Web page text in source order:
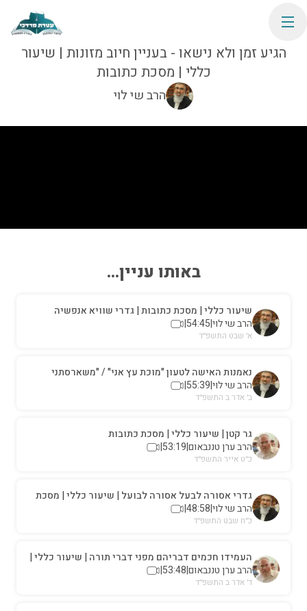
הגיע זמן ולא נישאו - בעניין חיוב מזונות | שיעור
כללי | מסכת כתובות
הרב שי לוי
באותו עניין...
שיעור כללי | מסכת כתובות | גדרי שוויא אנפשיה
הרב שי לוי|
54:45
|
א׳ שבט התשפ״ד
נאמנות האישה לטעון "מוכת עץ אני" / "משארסתני
נאנסתי" | שיעור כללי | מסכת כתובות
הרב שי לוי|
55:39
|
ב׳ אדר ב התשפ״ד
גר קטן | שיעור כללי | מסכת כתובות
הרב ערן טננבאום|
53:19
|
כ״ט אייר התשפ״ד
גדרי אסורה לבעל אסורה לבועל | שיעור כללי | מסכת
כתובות
הרב שי לוי|
48:58
|
כ״ח שבט התשפ״ד
העמידו חכמים דבריהם מפני דברי תורה | שיעור כללי |
מסכת כתובות
הרב ערן טננבאום|
53:48
|
ד׳ אדר ב התשפ״ד